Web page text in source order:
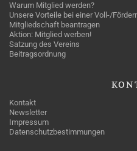
Warum Mitglied werden?
Unsere Vorteile bei einer Voll-/
Mitgliedschaft beantragen
Aktion: Mitglied werben!
Satzung des Vereins
Beitragsordnung
Kontakt
Newsletter
Impressum
Datenschutzbestimmungen